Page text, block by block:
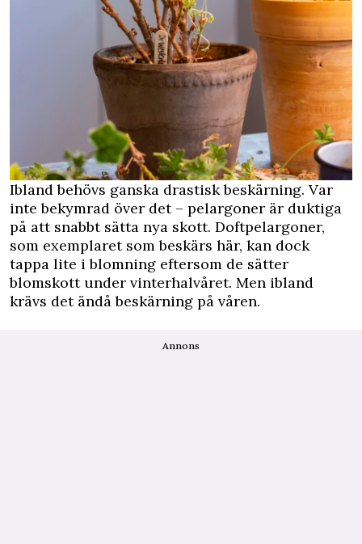
Ibland behövs ganska drastisk beskärning. Var
inte bekymrad över det – pelargoner är duktiga
på att snabbt sätta nya skott. Doftpelargoner,
som exemplaret som beskärs här, kan dock
tappa lite i blomning eftersom de sätter
blomskott under vinterhalvåret. Men ibland
krävs det ändå beskärning på våren.
Annons